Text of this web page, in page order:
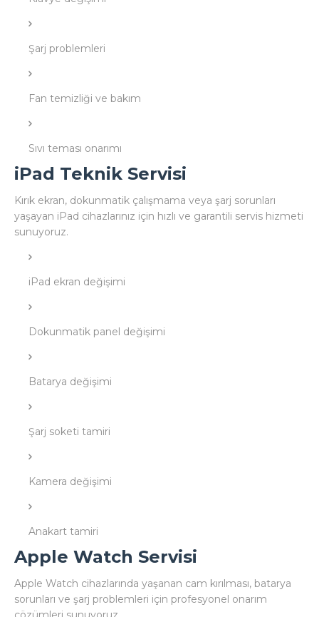
Şarj problemleri
Fan temizliği ve bakım
Sıvı teması onarımı
iPad Teknik Servisi
Kırık ekran, dokunmatik çalışmama veya şarj sorunları
yaşayan iPad cihazlarınız için hızlı ve garantili servis hizmeti
sunuyoruz.
iPad ekran değişimi
Dokunmatik panel değişimi
Batarya değişimi
Şarj soketi tamiri
Kamera değişimi
Anakart tamiri
Apple Watch Servisi
Apple Watch cihazlarında yaşanan cam kırılması, batarya
sorunları ve şarj problemleri için profesyonel onarım